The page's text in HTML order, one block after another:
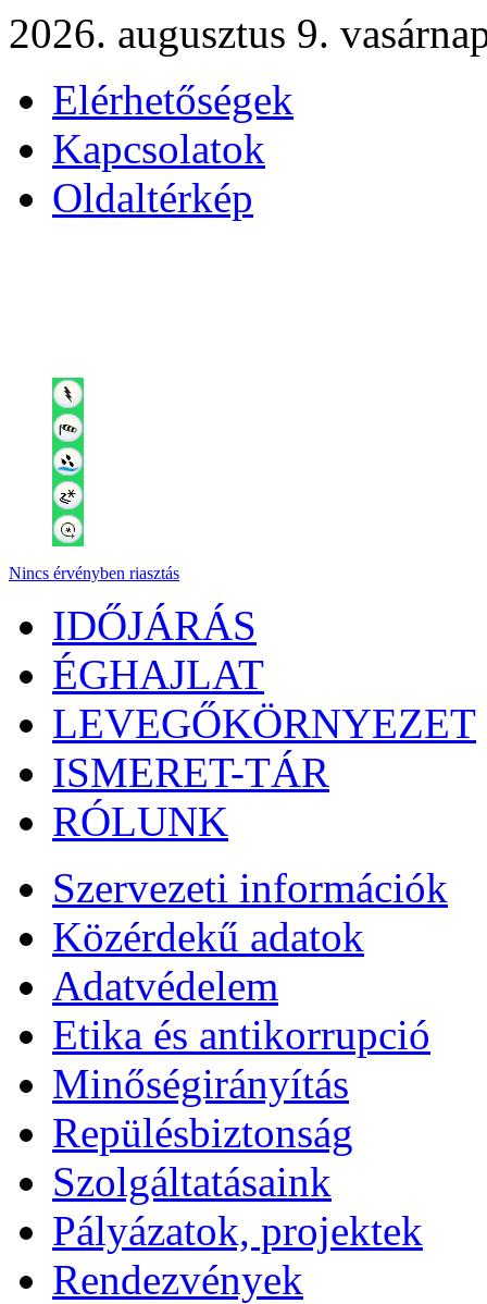
2026. augusztus 9.
Elérhetőségek
Kapcsolatok
Oldaltérkép
Nincs érvényben riasztás
IDŐJÁRÁS
ÉGHAJLAT
LEVEGŐKÖRNYEZET
ISMERET-TÁR
RÓLUNK
Szervezeti információk
Közérdekű adatok
Adatvédelem
Etika és antikorrupció
Minőségirányítás
Repülésbiztonság
Szolgáltatásaink
Pályázatok, projektek
Rendezvények